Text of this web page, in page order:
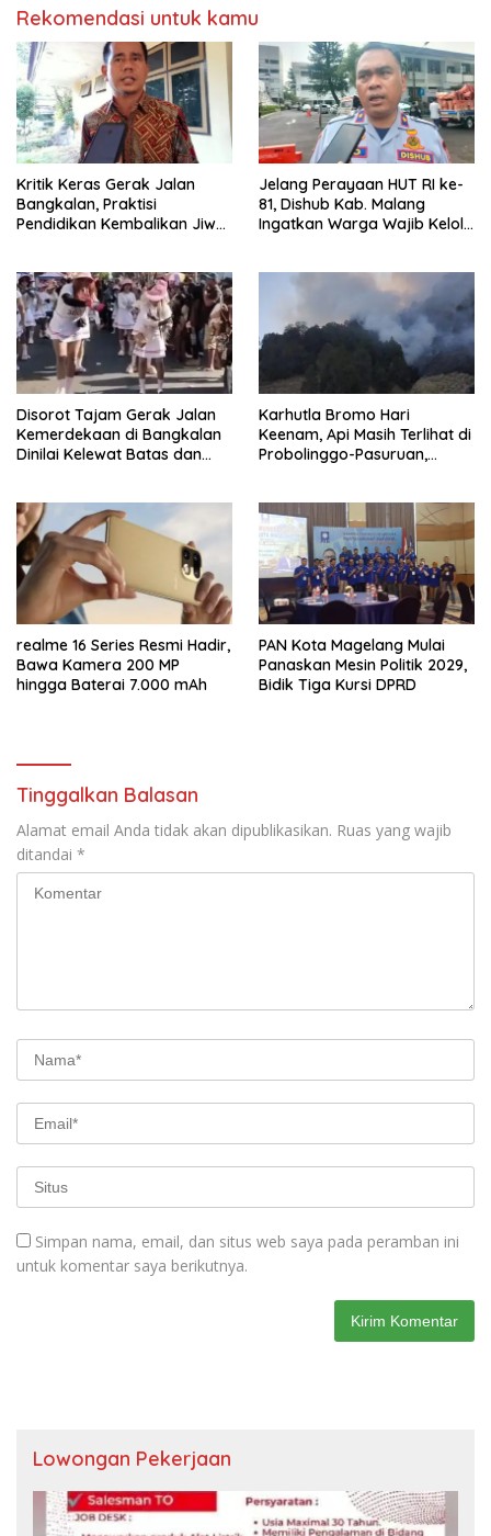
Rekomendasi untuk kamu
Kritik Keras Gerak Jalan
Bangkalan, Praktisi
Pendidikan Kembalikan Jiwa
Jelang Perayaan HUT RI ke-
81, Dishub Kab. Malang
Ingatkan Warga Wajib Kelola
Disorot Tajam Gerak Jalan
Kemerdekaan di Bangkalan
Dinilai Kelewat Batas dan
Karhutla Bromo Hari
Keenam, Api Masih Terlihat di
Probolinggo-Pasuruan,
realme 16 Series Resmi Hadir,
Bawa Kamera 200 MP
hingga Baterai 7.000 mAh
PAN Kota Magelang Mulai
Panaskan Mesin Politik 2029,
Bidik Tiga Kursi DPRD
Tinggalkan Balasan
Alamat email Anda tidak akan dipublikasikan. Ruas yang wajib
ditandai *
Simpan nama, email, dan situs web saya pada peramban ini
untuk komentar saya berikutnya.
Lowongan Pekerjaan